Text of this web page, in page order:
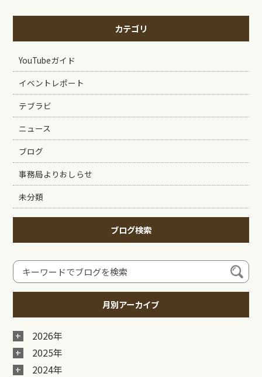
カテゴリ
YouTubeガイド
イベントレポート
テブラビ
ニュース
ブログ
事務局よりおしらせ
未分類
ブログ検索
月別アーカイブ
2026年
2025年
2024年